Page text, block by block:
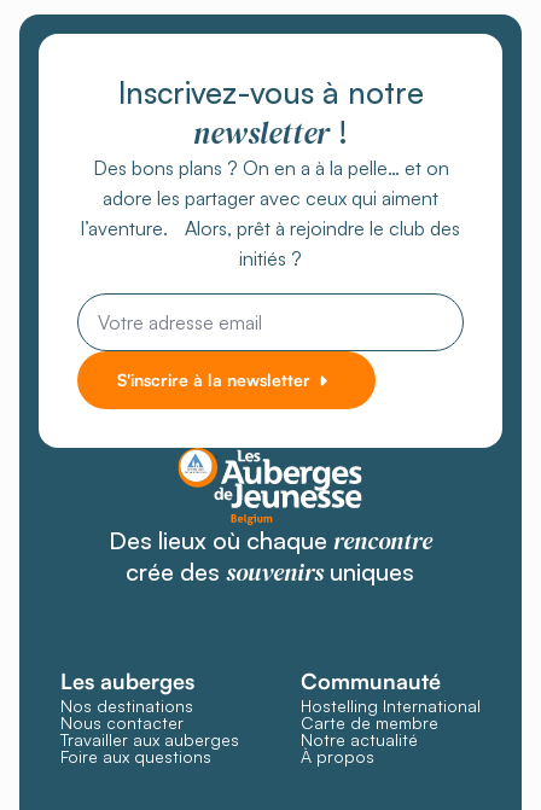
Inscrivez-vous à notre
newsletter!
Des bons plans ? On en a à la pelle… et on
adore les partager avec ceux qui aiment
l’aventure. Alors, prêt à rejoindre le club des
initiés ?
Email
S'inscrire à la newsletter
Des lieux où chaque rencontre
crée dessouvenirsuniques
Les auberges
Nos destinations
Nous contacter
Travailler aux auberges
Foire aux questions
Communauté
Hostelling International
Carte de membre
Notre actualité
À propos